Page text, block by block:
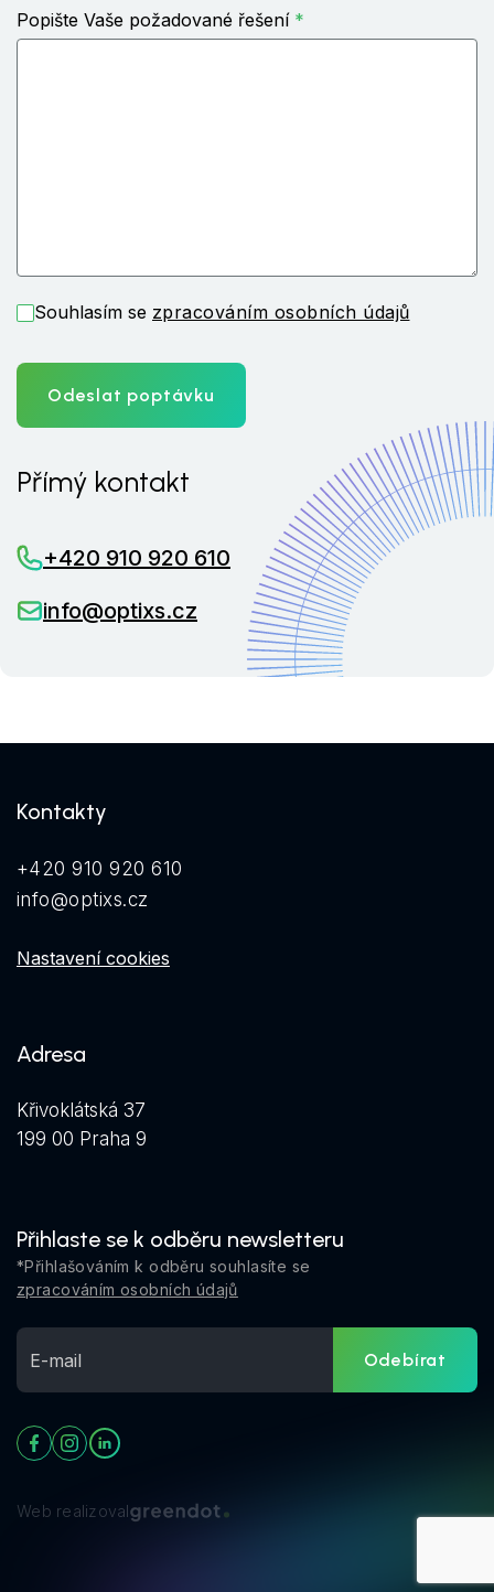
Popište Vaše požadované řešení
Souhlasím se zpracováním osobních údajů
Odeslat poptávku
Přímý kontakt
+420 910 920 610
info@optixs.cz
Kontakty
+420 910 920 610
info@optixs.cz
Nastavení cookies
Adresa
Křivoklátská 37
199 00 Praha 9
Přihlaste se k odběru newsletteru
*Přihlašováním k odběru souhlasíte se
zpracováním osobních údajů
Odebírat
Web realizoval